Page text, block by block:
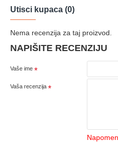
Utisci kupaca (0)
Nema recenzija za taj proizvod.
NAPIŠITE RECENZIJU
Vaše ime
Vaša recenzija